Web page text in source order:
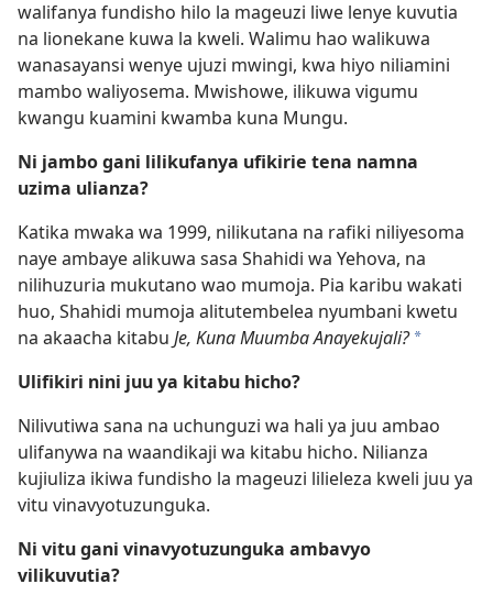
walifanya fundisho hilo la mageuzi liwe lenye kuvutia
na lionekane kuwa la kweli. Walimu hao walikuwa
wanasayansi wenye ujuzi mwingi, kwa hiyo niliamini
mambo waliyosema. Mwishowe, ilikuwa vigumu
kwangu kuamini kwamba kuna Mungu.
Ni jambo gani lilikufanya ufikirie tena namna
uzima ulianza?
Katika mwaka wa 1999, nilikutana na rafiki niliyesoma
naye ambaye alikuwa sasa Shahidi wa Yehova, na
nilihuzuria mukutano wao mumoja. Pia karibu wakati
huo, Shahidi mumoja alitutembelea nyumbani kwetu
na akaacha kitabu Je, Kuna Muumba Anayekujali? *
Ulifikiri nini juu ya kitabu hicho?
Nilivutiwa sana na uchunguzi wa hali ya juu ambao
ulifanywa na waandikaji wa kitabu hicho. Nilianza
kujiuliza ikiwa fundisho la mageuzi lilieleza kweli juu ya
vitu vinavyotuzunguka.
Ni vitu gani vinavyotuzunguka ambavyo
vilikuvutia?